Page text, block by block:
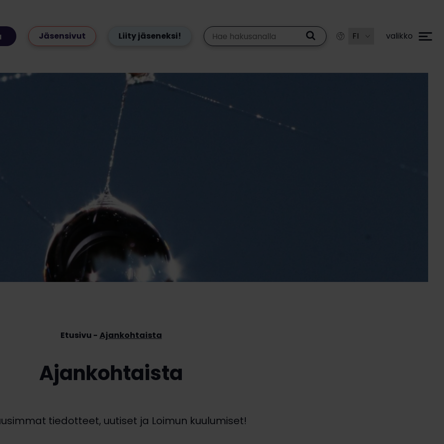
Jäsensivut Liity jäseneksi! valikko
Etusivu Ajankohtaista
Ajankohtaista
tiedotteet, uutiset ja Loimun kuulumiset!